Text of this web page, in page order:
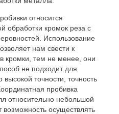
относится
обработки кромок реза с
Использование
нам свести к
кромки, тем не менее, они
не подходит для
точности, точность
пробивка
относительно небольшой
возможность осуществлять